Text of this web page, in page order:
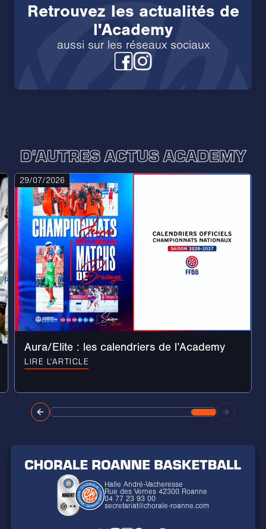
Retrouvez les actualités de
l'Academy
aussi sur les réseaux sociaux
D'AUTRES ACTUS ACADEMY
29/07/2026
Aura/Elite : les calendriers de l’Academy
LIRE L'ARTICLE
Halle André-Vacheresse
Rue des Vernes 42300 Roanne
04 77 23 93 00
secretariat@chorale-roanne.com